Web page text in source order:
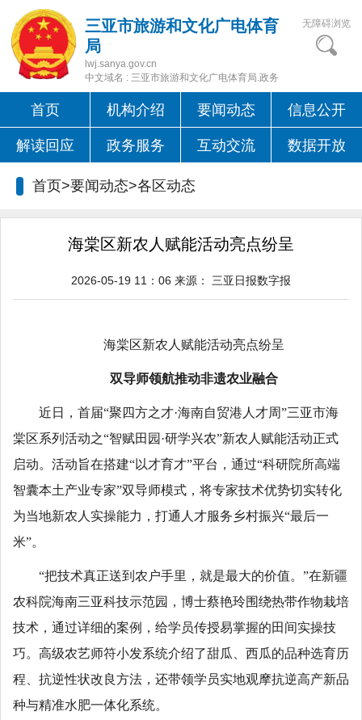
三亚市旅游和文化广电体育
局
lwj.sanya.gov.cn
中文域名 : 三亚市旅游和文化广电体育局.政务
无障碍浏览
首页 机构介绍 要闻动态 信息公开
解读回应 政务服务 互动交流 数据开放
首页>要闻动态>各区动态
海棠区新农人赋能活动亮点纷呈
2026-05-19 11：06 来源： 三亚日报数字报
海棠区新农人赋能活动亮点纷呈
双导师领航推动非遗农业融合
近日，首届“聚四方之才·海南自贸港人才周”三亚市海
棠区系列活动之“智赋田园·研学兴农”新农人赋能活动正式
启动。活动旨在搭建“以才育才”平台，通过“科研院所高端
智囊本土产业专家”双导师模式，将专家技术优势切实转化
为当地新农人实操能力，打通人才服务乡村振兴“最后一
米”。
“把技术真正送到农户手里，就是最大的价值。”在新疆
农科院海南三亚科技示范园，博士蔡艳玲围绕热带作物栽培
技术，通过详细的案例，给学员传授易掌握的田间实操技
巧。高级农艺师符小发系统介绍了甜瓜、西瓜的品种选育历
程、抗逆性状改良方法，还带领学员实地观摩抗逆高产新品
种与精准水肥一体化系统。